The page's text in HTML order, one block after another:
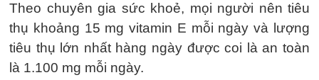
Theo chuyên gia sức khoẻ, mọi người nên tiêu
thụ khoảng 15 mg vitamin E mỗi ngày và lượng
tiêu thụ lớn nhất hàng ngày được coi là an toàn
là 1.100 mg mỗi ngày.